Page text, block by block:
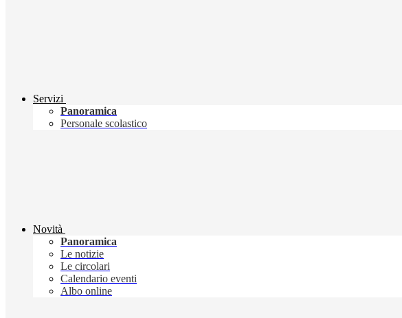
Servizi
Panoramica
Personale scolastico
Novità
Panoramica
Le notizie
Le circolari
Calendario eventi
Albo online